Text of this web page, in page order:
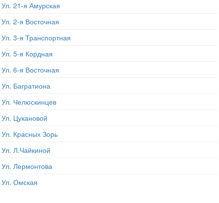
Ул. 21-я Амурская
Ул. 2-я Восточная
Ул. 3-я Транспортная
Ул. 5-я Кордная
Ул. 6-я Восточная
Ул. Багратиона
Ул. Челюскинцев
Ул. Цукановой
Ул. Красных Зорь
Ул. Л.Чайкиной
Ул. Лермонтова
Ул. Омская